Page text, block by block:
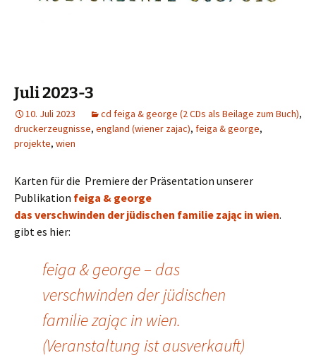
Juli 2023-3
10. Juli 2023 cd feiga & george (2 CDs als Beilage zum Buch),
druckerzeugnisse, england (wiener zajac), feiga & george,
projekte, wien
Karten für die Premiere der Präsentation unserer
Publikation feiga & george
das verschwinden der jüdischen familie zając in wien.
gibt es hier:
feiga & george – das
verschwinden der jüdischen
familie zając in wien.
(Veranstaltung ist ausverkauft)